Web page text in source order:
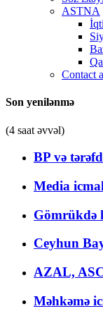
ASTNA
Contact
Son yenilənmə
(4 saat əvvəl)
BP və
Media
Gömrükdə
Ceyhun
AZAL,
Məhkəmə